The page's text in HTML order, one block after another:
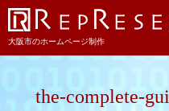
大阪市のホームページ制作
the-complete-